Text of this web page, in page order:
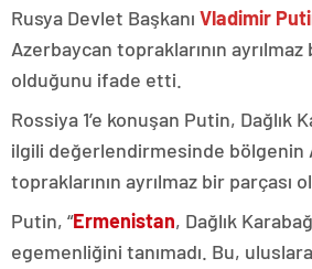
Rusya Devlet Başkanı Vladimir
Azerbaycan topraklarının ayrılmaz
olduğunu ifade etti.
Rossiya 1’e konuşan Putin, Dağlık
ilgili değerlendirmesinde bölgenin
topraklarının ayrılmaz bir parçası
Putin, “Ermenistan, Dağlık
egemenliğini tanımadı. Bu,